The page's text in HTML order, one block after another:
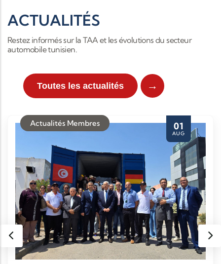
ACTUALITÉS
Restez informés sur la TAA et les évolutions du secteur
automobile tunisien.
Toutes les actualités →
01
AUG
Actualités Membres